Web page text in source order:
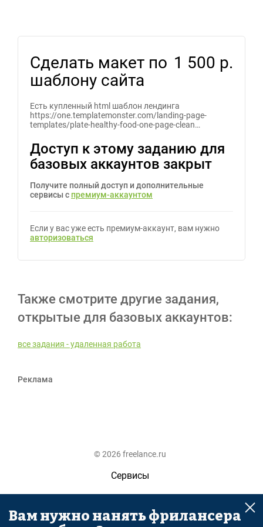
Сделать макет по
шаблону сайта
1 500 р.
Есть купленный html шаблон лендинга
https://one.templatemonster.com/landing-page-
templates/plate-healthy-food-one-page-clean…
Доступ к этому заданию для
базовых аккаунтов закрыт
Получите полный доступ и дополнительные
сервисы с премиум-аккаунтом
Если у вас уже есть премиум-аккаунт, вам нужно
авторизоваться
Также смотрите другие задания,
открытые для базовых аккаунтов:
все задания - удаленная работа
Реклама
© 2026 freelance.ru
Сервисы
Помощь
Поиск
Вам нужно нанять фрилансера